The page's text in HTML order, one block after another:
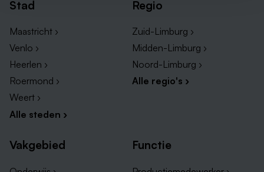
Stad
Maastricht ›
Venlo ›
Heerlen ›
Roermond ›
Weert ›
Alle steden ›
Regio
Zuid-Limburg ›
Midden-Limburg ›
Noord-Limburg ›
Alle regio's ›
Vakgebied Functie